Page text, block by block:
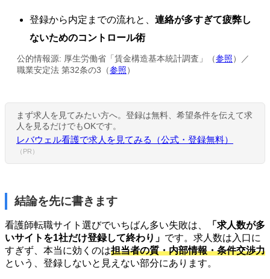
登録から内定までの流れと、 連絡が多すぎて疲弊し
ないためのコントロール術
公的情報源: 厚生労働省「賃金構造基本統計調査」（参照）／
職業安定法 第32条の3（参照）
まず求人を見てみたい方へ。登録は無料、希望条件を伝えて求
人を見るだけでもOKです。
レバウェル看護で求人を見てみる（公式・登録無料）
（PR）
結論を先に書きます
看護師転職サイト選びでいちばん多い失敗は、
「求人数が多
いサイトを1社だけ登録して終わり」 です。求人数は入口に
すぎず、本当に効くのは担当者の質・内部情報・条件交渉力
という、登録しないと見えない部分にあります。